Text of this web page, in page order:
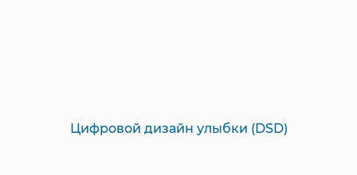
Цифровой дизайн улыбки (DSD)